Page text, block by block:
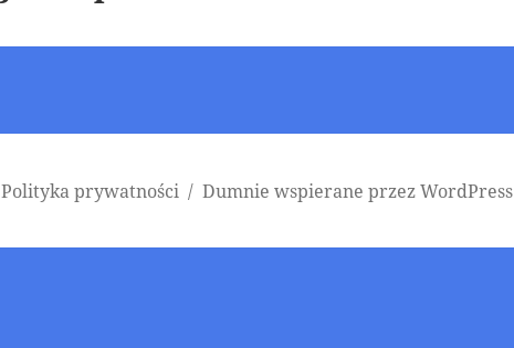
Polityka prywatności Dumnie wspierane przez WordPress